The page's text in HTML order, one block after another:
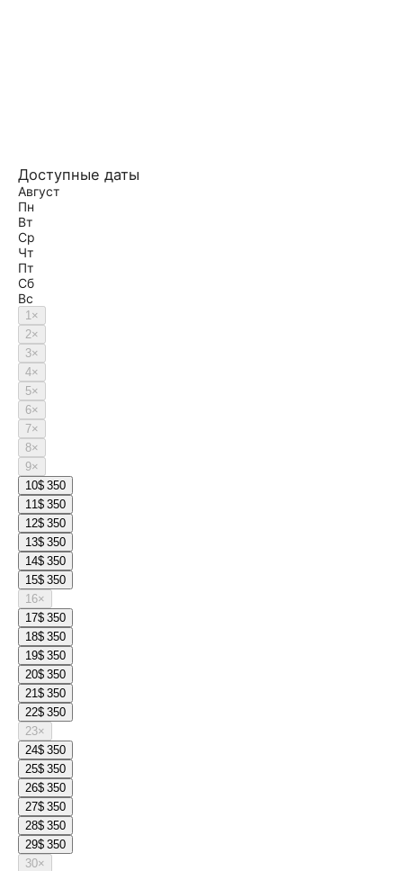
Доступные даты
Август
Пн
Вт
Ср
Чт
Пт
Сб
Вс
1×
2×
3×
4×
5×
6×
7×
8×
9×
10$ 350
11$ 350
12$ 350
13$ 350
14$ 350
15$ 350
16×
17$ 350
18$ 350
19$ 350
20$ 350
21$ 350
22$ 350
23×
24$ 350
25$ 350
26$ 350
27$ 350
28$ 350
29$ 350
30×